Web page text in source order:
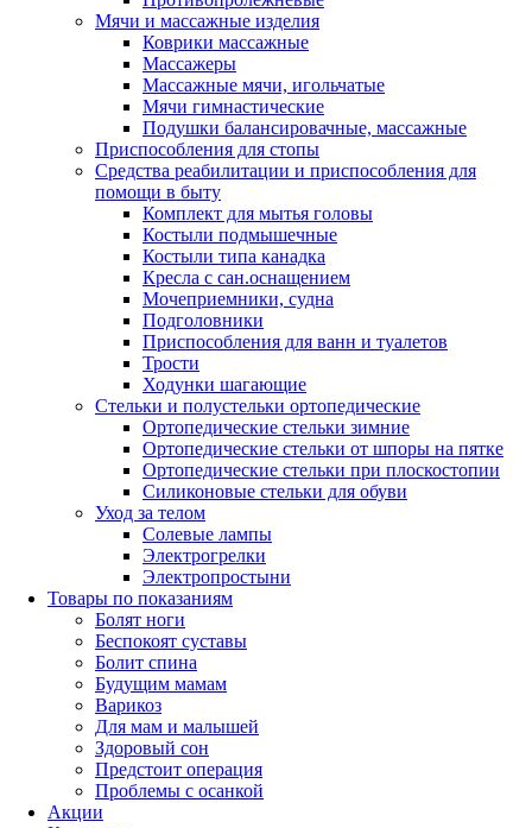
Мячи и массажные изделия
Коврики массажные
Массажеры
Массажные мячи, игольчатые
Мячи гимнастические
Подушки балансировачные, массажные
Приспособления для стопы
Средства реабилитации и приспособления для
помощи в быту
Комплект для мытья головы
Костыли подмышечные
Костыли типа канадка
Кресла с сан.оснащением
Мочеприемники, судна
Подголовники
Приспособления для ванн и туалетов
Трости
Ходунки шагающие
Стельки и полустельки ортопедические
Ортопедические стельки зимние
Ортопедические стельки от шпоры на пятке
Ортопедические стельки при плоскостопии
Силиконовые стельки для обуви
Уход за телом
Солевые лампы
Электрогрелки
Электропростыни
Товары по показаниям
Болят ноги
Беспокоят суставы
Болит спина
Будущим мамам
Варикоз
Для мам и малышей
Здоровый сон
Предстоит операция
Проблемы с осанкой
Акции